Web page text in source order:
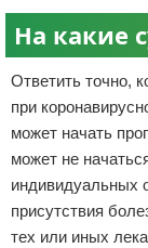
На какие
Ответить точно,
при
может начать
может не
индивидуальных
присутствия
тех или иных